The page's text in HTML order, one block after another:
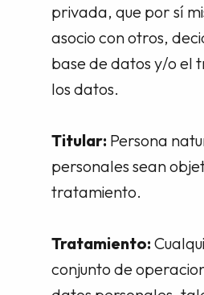
privada, que por sí
asocio con otros,
base de datos y/o el
los datos.
Titular: Persona
personales sean
tratamiento.
Tratamiento:
conjunto de